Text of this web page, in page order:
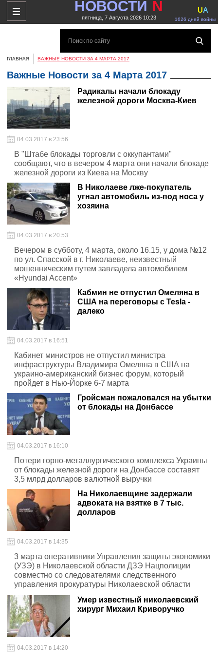
НОВОСТИ N
пятница, 7 Августа 2026 10:23 1626 дней войны
UA
ГЛАВНАЯ ВАЖНЫЕ НОВОСТИ ЗА 4 МАРТА 2017
Важные Новости за 4 Марта 2017
Радикалы начали блокаду
железной дороги Москва-Киев
04.03.2017 в 23:56
В "Штабе блокады торговли с оккупантами"
сообщают, что в вечером 4 марта они начали блокадe
железной дороги из Киева на Москву
В Николаеве лже-покупатель
угнал автомобиль из-под носа у
хозяина
04.03.2017 в 20:53
Вечером в субботу, 4 марта, около 16.15, у дома №12
по ул. Спасской в г. Николаеве, неизвестный
мошенническим путем завладела автомобилем
«Hyundai Accent»
Кабмин не отпустил Омеляна в
США на переговоры с Tesla -
далеко
04.03.2017 в 16:51
Кабинет министров не отпустил министра
инфраструктуры Владимира Омеляна в США на
украино-американский бизнес форум, который
пройдет в Нью-Йорке 6-7 марта
Гройсман пожаловался на убытки
от блокады на Донбассе
04.03.2017 в 16:10
Потери горно-металлургического комплекса Украины
от блокады железной дороги на Донбассе составят
3,5 млрд долларов валютной выручки
На Николаевщине задержали
адвоката на взятке в 7 тыс.
долларов
04.03.2017 в 14:35
3 марта оперативники Управления защиты экономики
(УЗЭ) в Николаевской области ДЗЭ Нацполиции
совместно со следователями следственного
управления прокуратуры Николаевской области
задержали адвоката на рабочем месте
Умер известный николаевский
хирург Михаил Криворучко
04.03.2017 в 14:20